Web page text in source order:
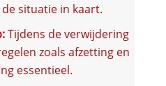
situatie in kaart.
Tijdens de verwijdering
zoals afzetting en
essentieel.